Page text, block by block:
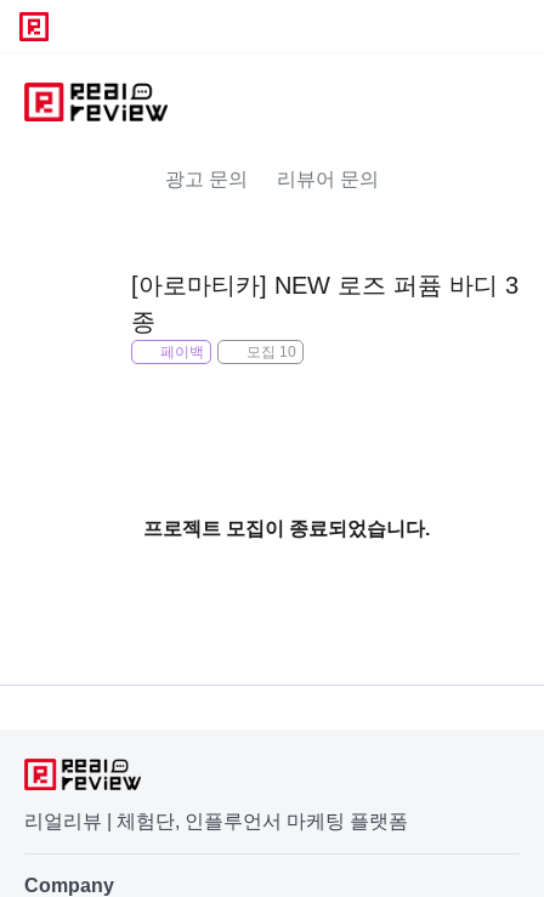
광고 문의 리뷰어 문의
[아로마티카] NEW 로즈 퍼퓸 바디 3
종
페이백 모집 10
프로젝트 모집이 종료되었습니다.
리얼리뷰 | 체험단, 인플루언서 마케팅 플랫폼
Company